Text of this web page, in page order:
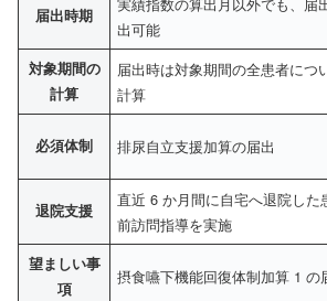
届出時期
出可能
対象期間の
計算
届出時は対象期間の全患者につ
計算
必須体制 排尿自立支援加算の届出
退院支援
直近 6 か月間に自宅へ退院し
前訪問指導を実施
望ましい事
項
摂食嚥下機能回復体制加算 1 の